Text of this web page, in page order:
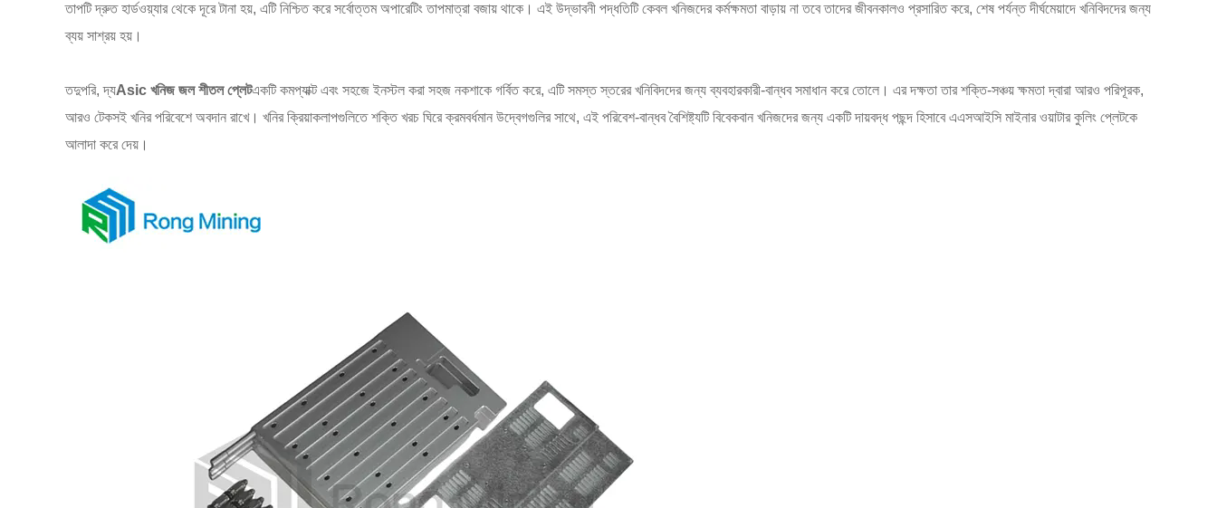
তাপটি দ্রুত হার্ডওয়্যার থেকে দূরে টানা হয়, এটি নিশ্চিত করে সর্বোত্তম অপারেটিং তাপমাত্রা বজায় থাকে। এই উদ্ভাবনী পদ্ধতিটি কেবল খনিজদের কর্মক্ষমতা বাড়ায় না তবে তাদের জীবনকালও প্রসারিত করে, শেষ পর্যন্ত দীর্ঘমেয়াদে খনিবিদদের জন্য
ব্যয় সাশ্রয় হয়।
তদুপরি, দ্যAsic খনিজ জল শীতল প্লেটএকটি কমপ্যাক্ট এবং সহজে ইনস্টল করা সহজ নকশাকে গর্বিত করে, এটি সমস্ত স্তরের খনিবিদদের জন্য ব্যবহারকারী-বান্ধব সমাধান করে তোলে। এর দক্ষতা তার শক্তি-সঞ্চয় ক্ষমতা দ্বারা আরও পরিপূরক,
আরও টেকসই খনির পরিবেশে অবদান রাখে। খনির ক্রিয়াকলাপগুলিতে শক্তি খরচ ঘিরে ক্রমবর্ধমান উদ্বেগগুলির সাথে, এই পরিবেশ-বান্ধব বৈশিষ্ট্যটি বিবেকবান খনিজদের জন্য একটি দায়বদ্ধ পছন্দ হিসাবে এএসআইসি মাইনার ওয়াটার কুলিং প্লেটকে
আলাদা করে দেয়।